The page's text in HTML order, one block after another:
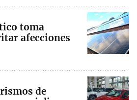
toma
afecciones
de